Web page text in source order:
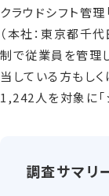
クラウドシフト管
（本社：東京都千
制で従業員を管理
当している方もし
1,242人を対象に「
調査サマリ